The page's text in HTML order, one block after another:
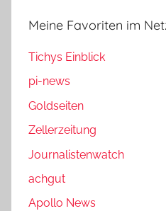
Meine Favoriten im
Tichys Einblick
pi-news
Goldseiten
Zellerzeitung
Journalistenwatch
achgut
Apollo News